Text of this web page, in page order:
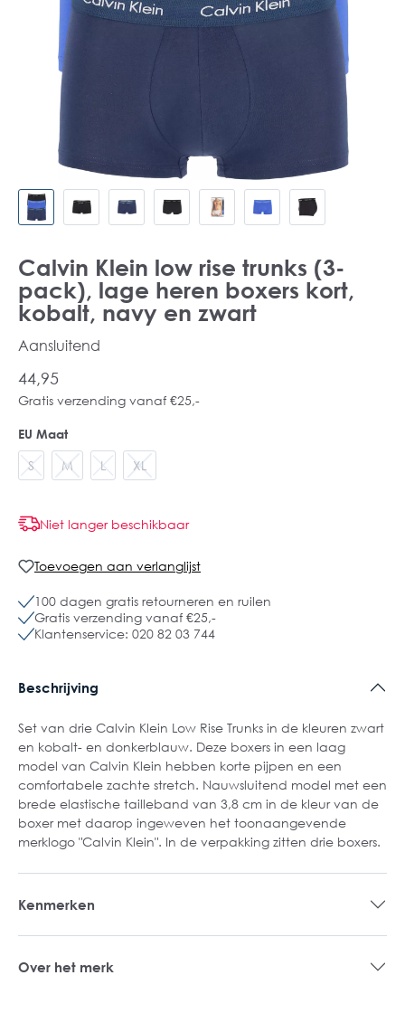
Calvin Klein low rise trunks (3-
pack), lage heren boxers kort,
kobalt, navy en zwart
Aansluitend
44,95
Gratis verzending vanaf €25,-
EU Maat
S M L XL
Niet langer beschikbaar
Toevoegen aan verlanglijst
100 dagen gratis retourneren en ruilen
Gratis verzending vanaf €25,-
Klantenservice: 020 82 03 744
Beschrijving
Set van drie Calvin Klein Low Rise Trunks in de kleuren zwart
en kobalt- en donkerblauw. Deze boxers in een laag
model van Calvin Klein hebben korte pijpen en een
comfortabele zachte stretch. Nauwsluitend model met een
brede elastische tailleband van 3,8 cm in de kleur van de
boxer met daarop ingeweven het toonaangevende
merklogo "Calvin Klein". In de verpakking zitten drie boxers.
Kenmerken
Over het merk